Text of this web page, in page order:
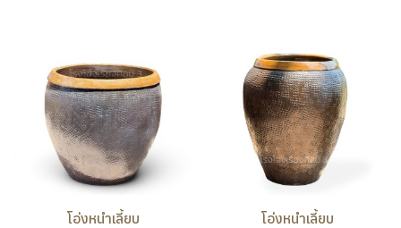
โอ่งหนำเลี้ยบ
โอ่งหนำเลี้ยบ